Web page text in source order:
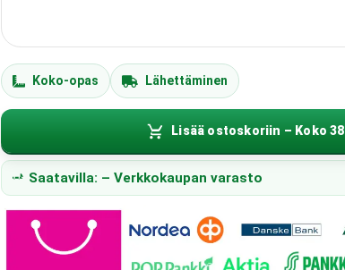
Koko-opas Lähettäminen
Lisää ostoskoriin – Koko 38
Saatavilla: – Verkkokaupan varasto